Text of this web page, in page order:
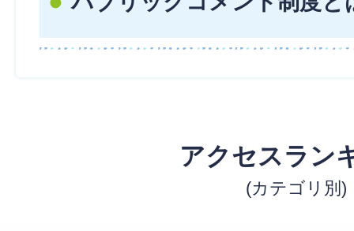
アクセスラン
(カテゴリ別)